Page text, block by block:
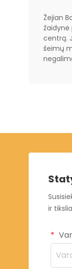
Žejian
centrą.
šeimų
ir